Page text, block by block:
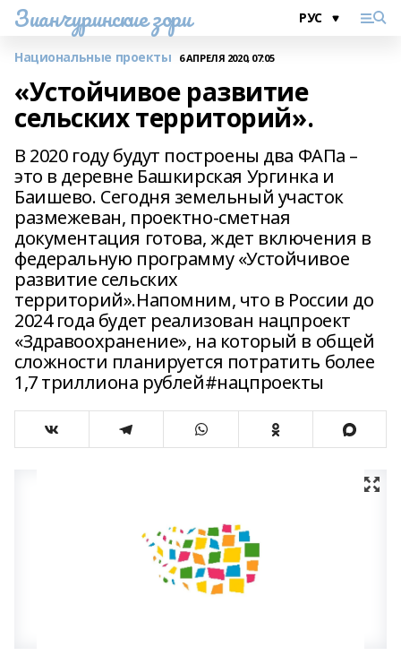
Зианчуринские зори
Национальные проекты 6 АПРЕЛЯ 2020, 07:05
«Устойчивое развитие
сельских территорий».
В 2020 году будут построены два ФАПа –
это в деревне Башкирская Ургинка и
Баишево. Сегодня земельный участок
размежеван, проектно-сметная
документация готова, ждет включения в
федеральную программу «Устойчивое
развитие сельских
территорий».Напомним, что в России до
2024 года будет реализован нацпроект
«Здравоохранение», на который в общей
сложности планируется потратить более
1,7 триллиона рублей#нацпроекты